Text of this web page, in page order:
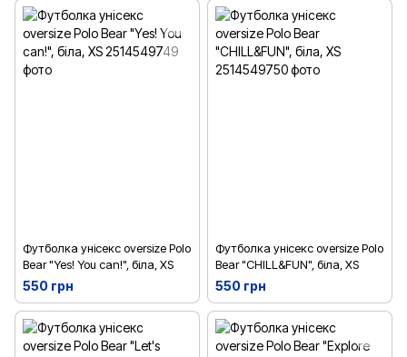
Футболка унісекс oversize Polo
Bear "Yes! You can!", біла, XS
550 грн
Футболка унісекс oversize Polo
Bear "CHILL&FUN", біла, XS
550 грн